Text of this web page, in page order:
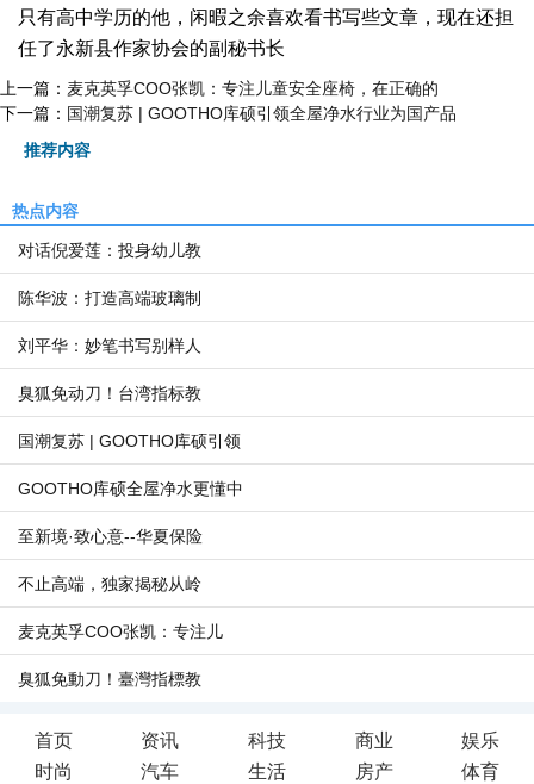
只有高中学历的他，闲暇之余喜欢看书写些文章，现在还担
任了永新县作家协会的副秘书长
上一篇： 麦克英孚COO张凯：专注儿童安全座椅，在正确的
下一篇： 国潮复苏 | GOOTHO库硕引领全屋净水行业为国产品
推荐内容
热点内容
对话倪爱莲：投身幼儿教
陈华波：打造高端玻璃制
刘平华：妙笔书写别样人
臭狐免动刀！台湾指标教
国潮复苏 | GOOTHO库硕引领
GOOTHO库硕全屋净水更懂中
至新境·致心意--华夏保险
不止高端，独家揭秘从岭
麦克英孚COO张凯：专注儿
臭狐免動刀！臺灣指標教
首页 资讯 科技 商业
娱乐
时尚
汽车 生活 房产 体育